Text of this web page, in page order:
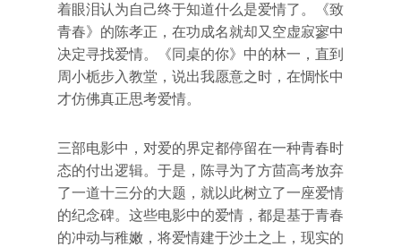
着眼泪认为自己终于知道什么是爱情了。《致
青春》的陈孝正，在功成名就却又空虚寂寥中
决定寻找爱情。《同桌的你》中的林一，直到
周小栀步入教堂，说出我愿意之时，在惆怅中
才仿佛真正思考爱情。
三部电影中，对爱的界定都停留在一种青春时
态的付出逻辑。于是，陈寻为了方茴高考放弃
了一道十三分的大题，就以此树立了一座爱情
的纪念碑。这些电影中的爱情，都是基于青春
的冲动与稚嫩，将爱情建于沙土之上，现实的